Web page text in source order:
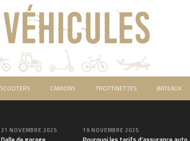
SCOOTERS CAMIONS TROTTINETTES BATEAUX
21 NOVEMBRE 2025 19 NOVEMBRE 2025